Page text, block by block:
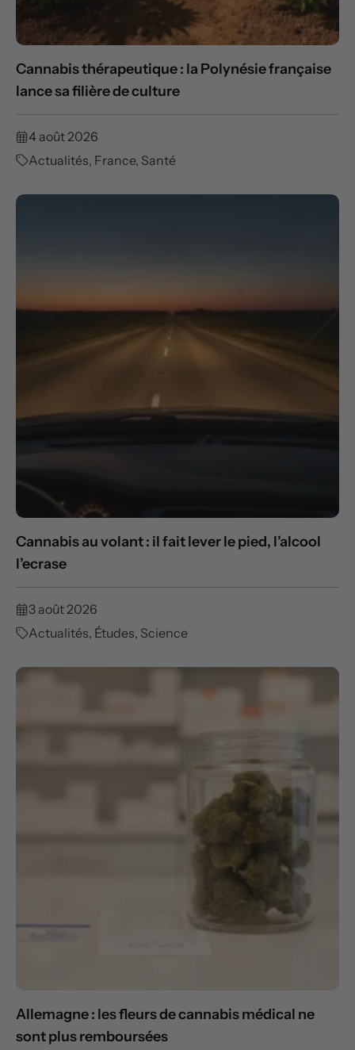
Cannabis thérapeutique : la Polynésie française
lance sa filière de culture
4 août 2026
Actualités, France, Santé
Cannabis au volant : il fait lever le pied, l’alcool
l’ecrase
3 août 2026
Actualités, Études, Science
Allemagne : les fleurs de cannabis médical ne
sont plus remboursées